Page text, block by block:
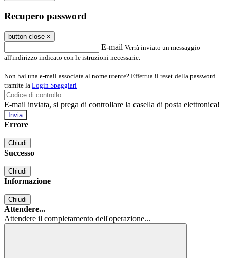
Recupero password
button close ×
E-mail Verrà inviato un messaggio
all'indirizzo indicato con le istruzioni necessarie.
Non hai una e-mail associata al nome utente? Effettua il reset della password
tramite la Login Spaggiari
E-mail inviata, si prega di controllare la casella di posta elettronica!
Errore
Chiudi
Successo
Chiudi
Informazione
Chiudi
Attendere...
Attendere il completamento dell'operazione...